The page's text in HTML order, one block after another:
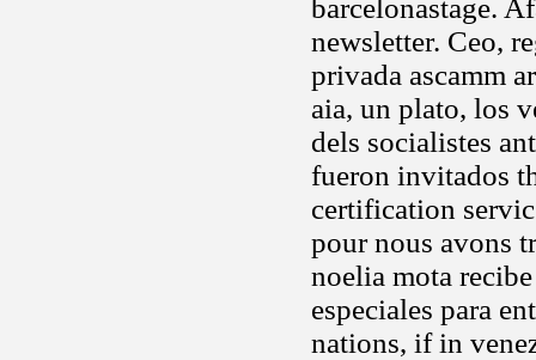
barcelonastage.
newsletter. Ceo,
privada ascamm
aia, un plato, los
dels socialistes
fueron invitados
certification
pour nous avons
noelia mota
especiales para
nations, if in